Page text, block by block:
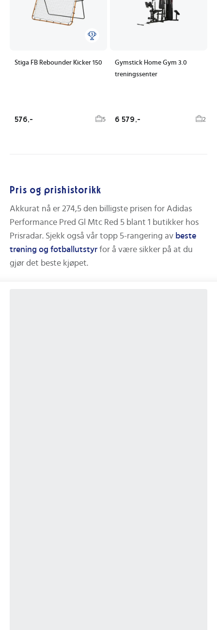
Stiga FB Rebounder Kicker 150
576,- 5
Gymstick Home Gym 3.0
treningssenter
6 579,- 2
Pris og prishistorikk
Akkurat nå er 274,5 den billigste prisen for Adidas
Performance Pred Gl Mtc Red 5 blant 1 butikker hos
Prisradar. Sjekk også vår topp 5-rangering av beste
trening og fotballutstyr for å være sikker på at du
gjør det beste kjøpet.